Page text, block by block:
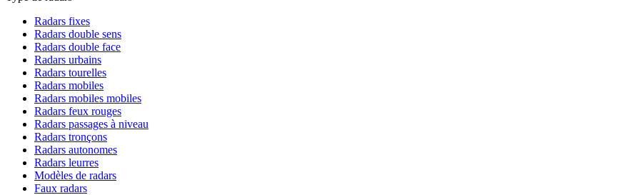
Radars fixes
Radars double sens
Radars double face
Radars urbains
Radars tourelles
Radars mobiles
Radars mobiles mobiles
Radars feux rouges
Radars passages à niveau
Radars tronçons
Radars autonomes
Radars leurres
Modèles de radars
Faux radars